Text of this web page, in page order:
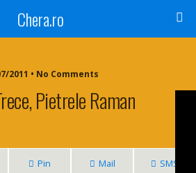
Chera.ro
2011 • No Comments
Pietrele Raman
Pin Mail SMS